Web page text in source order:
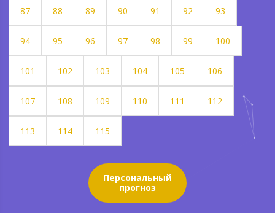
87 88 89 90 91 92 93
94 95 96 97 98 99 100
101 102 103 104 105 106
107 108 109 110 111 112
113 114 115
Персональный
прогноз